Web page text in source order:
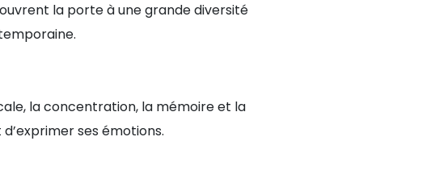
la porte à une grande diversité
la concentration, la mémoire et la
ses émotions.